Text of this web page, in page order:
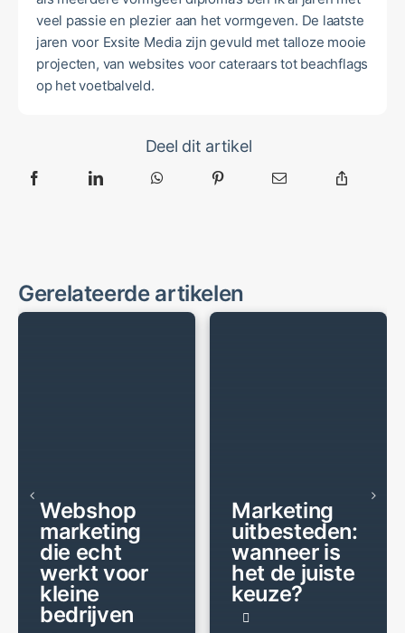
veel passie en plezier aan het vormgeven. De laatste
jaren voor Exsite Media zijn gevuld met talloze mooie
projecten, van websites voor cateraars tot beachflags
op het voetbalveld.
Deel dit artikel
Gerelateerde artikelen
Webshop
marketing
die echt
werkt voor
kleine
bedrijven
Marketing
uitbesteden:
wanneer is
het de juiste
keuze?